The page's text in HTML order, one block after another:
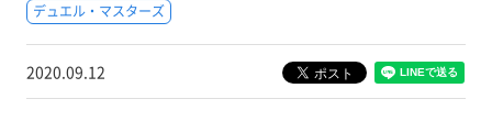
デュエル・マスターズ
2020.09.12